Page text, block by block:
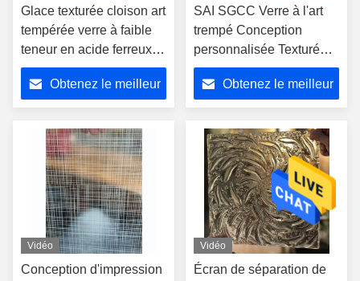
Glace texturée cloison art
tempérée verre à faible
teneur en acide ferreux
gravé
Obtenez le meilleur
SAI SGCC Verre à l'art
trempé Conception
personnalisée Texturé
fusionné taché à chaud
Obtenez le meilleur
Vidéo
Conception d'impression
Vidéo
Écran de séparation de